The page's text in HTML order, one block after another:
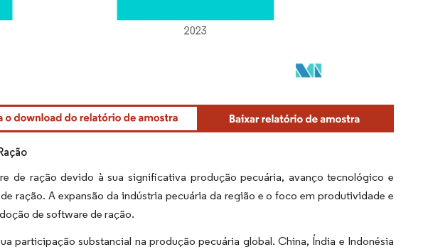
BY 4.0.
de ração devido à sua significativa produção pecuária, avanço tecnológico e
ração. A expansão da indústria pecuária da região e o foco em produtividade e
de software de ração.
participação substancial na produção pecuária global. China, Índia e Indonésia